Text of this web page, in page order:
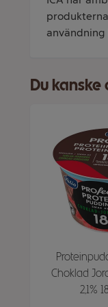
Du kanske
Choklad
2,1%